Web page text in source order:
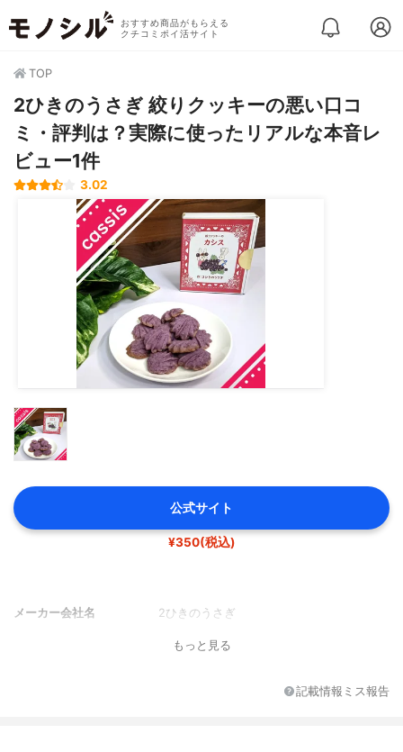
おすすめ商品がもらえる
クチコミポイ活サイト
TOP
2ひきのうさぎ 絞りクッキーの悪い口コ
ミ・評判は？実際に使ったリアルな本音レ
ビュー1件
3.02
公式サイト
¥350(税込)
メーカー会社名 2ひきのうさぎ
もっと見る
記載情報ミス報告